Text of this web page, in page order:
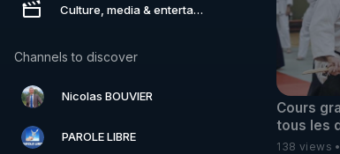
Culture, media & entertainment
Channels to discover
Nicolas BOUVIER
PAROLE LIBRE
Cours
tous les
138 views